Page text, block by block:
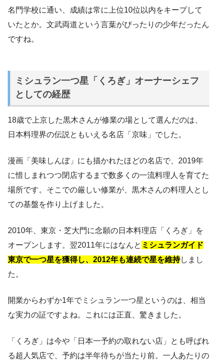
名門学校に通い、成績は常に上位10位以内をキープして
いたとか。文武両道という言葉がぴったりの少年だったん
ですね。
ミシュラン一つ星「くろぎ」オーナーシェフ
としての経歴
18歳で上京した黒木さんが修業の場として選んだのは、
日本料理界の伝説ともいえる名店「京味」でした。
漫画「美味しんぼ」にも描かれたほどの名店で、2019年
に惜しまれつつ閉店するまで数多くの一流料理人を育てた
場所です。そこでの厳しい修業が、黒木さんの料理人とし
ての基盤を作り上げました。
2010年、東京・芝大門に念願の日本料理店「くろぎ」を
オープンします。翌2011年にはなんと ミシュランガイド
東京で一つ星を獲得し、2012年も連続で星を維持しまし
た。
開業からわずか1年でミシュラン一つ星というのは、相当
な実力の証ですよね。これには正直、驚きました。
「くろぎ」は今や「日本一予約の取れない店」とも呼ばれ
る超人気店で、予約は半年待ちが当たり前。一人あたりの